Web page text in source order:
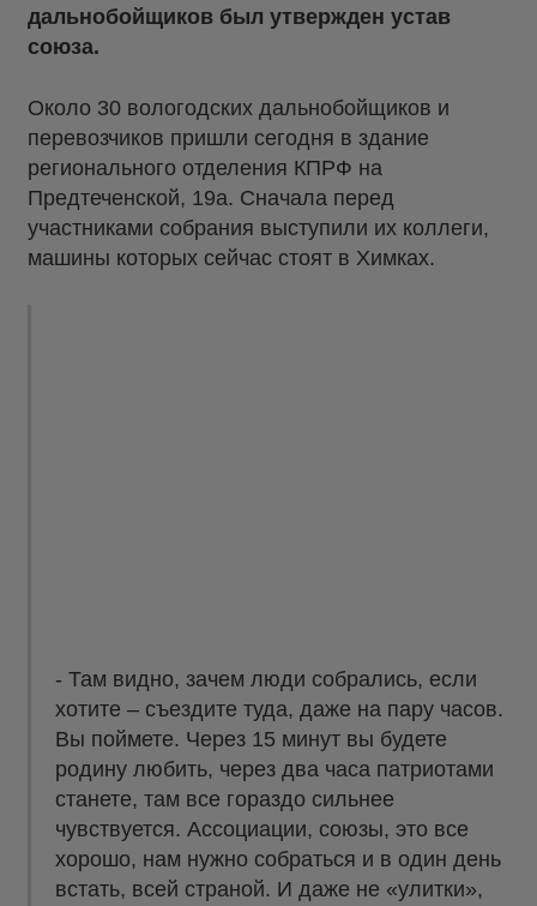
дальнобойщиков был утвержден устав
союза.
Около 30 вологодских дальнобойщиков и
перевозчиков пришли сегодня в здание
регионального отделения КПРФ на
Предтеченской, 19а. Сначала перед
участниками собрания выступили их коллеги,
машины которых сейчас стоят в Химках.
- Там видно, зачем люди собрались, если
хотите – съездите туда, даже на пару часов.
Вы поймете. Через 15 минут вы будете
родину любить, через два часа патриотами
станете, там все гораздо сильнее
чувствуется. Ассоциации, союзы, это все
хорошо, нам нужно собраться и в один день
встать, всей страной. И даже не «улитки»,